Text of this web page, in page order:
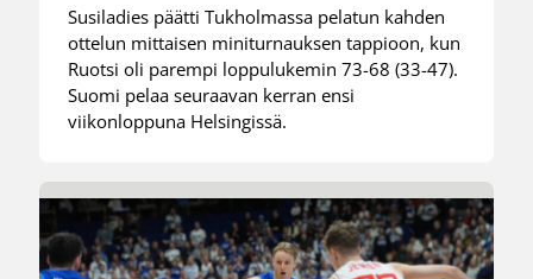
Susiladies päätti Tukholmassa pelatun kahden
ottelun mittaisen miniturnauksen tappioon, kun
Ruotsi oli parempi loppulukemin 73-68 (33-47).
Suomi pelaa seuraavan kerran ensi
viikonloppuna Helsingissä.